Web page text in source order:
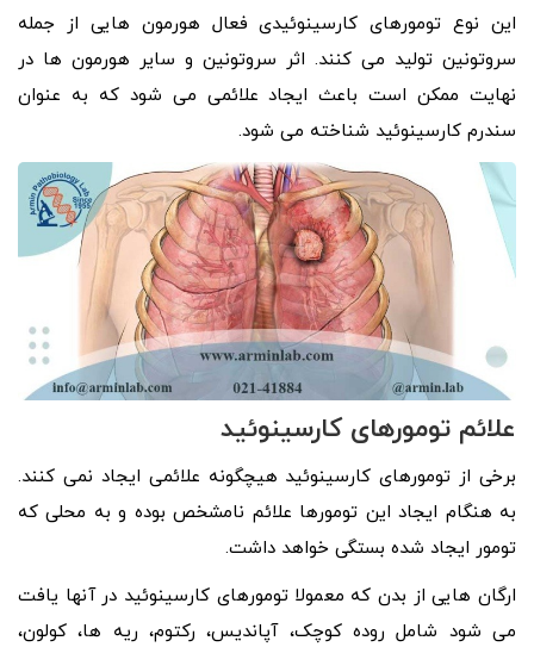
این نوع تومورهای کارسینوئیدی فعال هورمون هایی از جمله
سروتونین تولید می کنند. اثر سروتونین و سایر هورمون ها در
نهایت ممکن است باعث ایجاد علائمی می شود که به عنوان
سندرم کارسینوئید شناخته می شود.
علائم تومورهای کارسینوئید
برخی از تومورهای کارسینوئید هیچگونه علائمی ایجاد نمی کنند.
به هنگام ایجاد این تومورها علائم نامشخص بوده و به محلی که
تومور ایجاد شده بستگی خواهد داشت.
ارگان هایی از بدن که معمولا تومورهای کارسینوئید در آنها یافت
می شود شامل روده کوچک، آپاندیس، رکتوم، ریه ها، کولون،